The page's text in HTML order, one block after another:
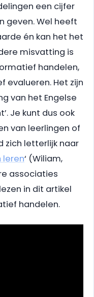
een cijfer
geven. Wel heeft
én kan het het
misvatting is
handelen,
Het zijn
van het Engelse
Je kunt dus ook
van leerlingen of
zich letterlijk naar
leren‘ (Wiliam,
associaties
in dit artikel
handelen.